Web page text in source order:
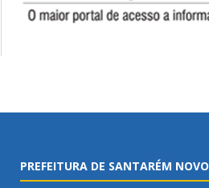
PREFEITURA DE SANTARÉM NOVO